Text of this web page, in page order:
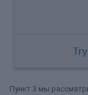
Пункт 3 мы